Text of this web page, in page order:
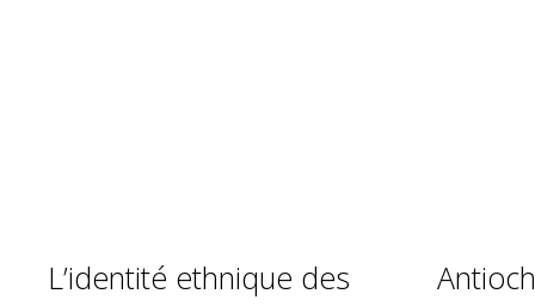
L’identité ethnique des